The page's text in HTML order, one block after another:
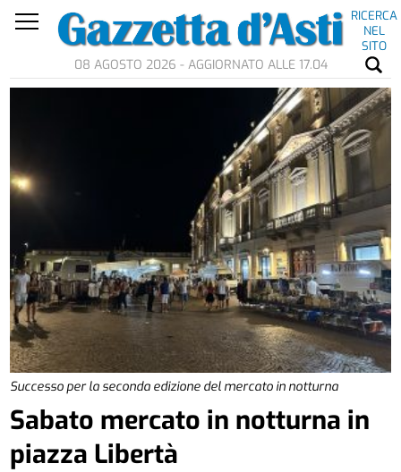
RICERCA
NEL
SITO
08 AGOSTO 2026 - AGGIORNATO ALLE 17.04
Successo per la seconda edizione del mercato in notturna
Sabato mercato in notturna in
piazza Libertà